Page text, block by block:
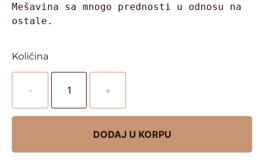
Mešavina sa mnogo prednosti u odnosu na
ostale.
Količina
- +
DODAJ U KORPU